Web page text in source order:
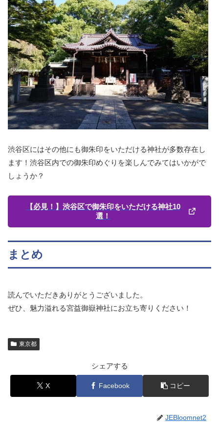
渋谷区にはその他にも御朱印をいただける神社が多数存在し
ます！渋谷区内での御朱印めぐりを楽しんでみてはいかがで
しょうか？
【必見！】渋谷区で御朱印をいただける神社10
選！
まとめ
読んでいただきありがとうございました。
ぜひ、魅力溢れる宮益御嶽神社にお立ち寄りください！
東京都
シェアする
X Facebook コピー
JEBloomnet2